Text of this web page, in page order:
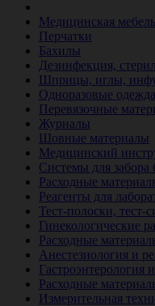
Медицинская мебель
Перчатки
Бахилы
Дезинфекция,
Шприцы, иглы,
Одноразовые
Перевязочные
Журналы
Шовные материалы
Медицинский
Системы для забора
Расходные
Реагенты для
Тест-полоски, тест-
Гинекологические
Расходные
Анестезиология и
Гастроэнтерология
Расходные
Измерительная